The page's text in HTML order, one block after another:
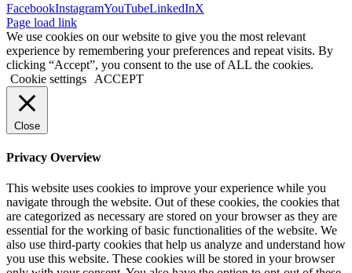
FacebookInstagramYouTubeLinkedInX
Page load link
We use cookies on our website to give you the most relevant
experience by remembering your preferences and repeat visits. By
clicking “Accept”, you consent to the use of ALL the cookies.
Cookie settings
ACCEPT
Close
Privacy Overview
This website uses cookies to improve your experience while you
navigate through the website. Out of these cookies, the cookies that
are categorized as necessary are stored on your browser as they are
essential for the working of basic functionalities of the website. We
also use third-party cookies that help us analyze and understand how
you use this website. These cookies will be stored in your browser